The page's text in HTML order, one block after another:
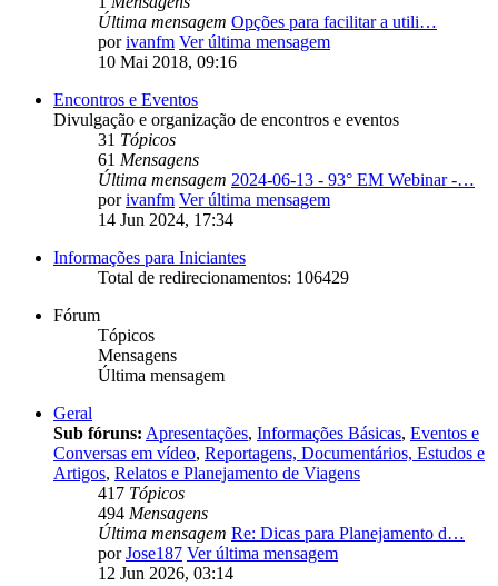
Última mensagem Opções para facilitar a utili…
porivanfm Ver última mensagem
10 Mai 2018, 09:16
Encontros e Eventos
Divulgação e organização de encontros e eventos
31 Tópicos
61 Mensagens
Última mensagem 2024-06-13 - 93° EM Webinar -…
porivanfm Ver última mensagem
14 Jun 2024, 17:34
Informações para Iniciantes
Total de redirecionamentos: 106429
Fórum
Tópicos
Mensagens
Última mensagem
Geral
Sub fóruns: Apresentações, Informações Básicas, Eventos e
Conversas em vídeo, Reportagens, Documentários, Estudos e
Artigos, Relatos e Planejamento de Viagens
417 Tópicos
494 Mensagens
Última mensagem Re: Dicas para Planejamento d…
porJose187 Ver última mensagem
12 Jun 2026, 03:14